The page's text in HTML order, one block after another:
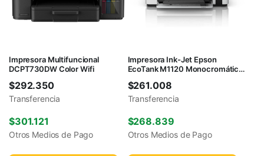
Impresora Multifuncional
DCPT730DW Color Wifi
$292.350
Transferencia
$301.121
Otros Medios de Pago
Impresora Ink-Jet Epson
EcoTank M1120 Monocromática
$261.008
Transferencia
$268.839
Otros Medios de Pago